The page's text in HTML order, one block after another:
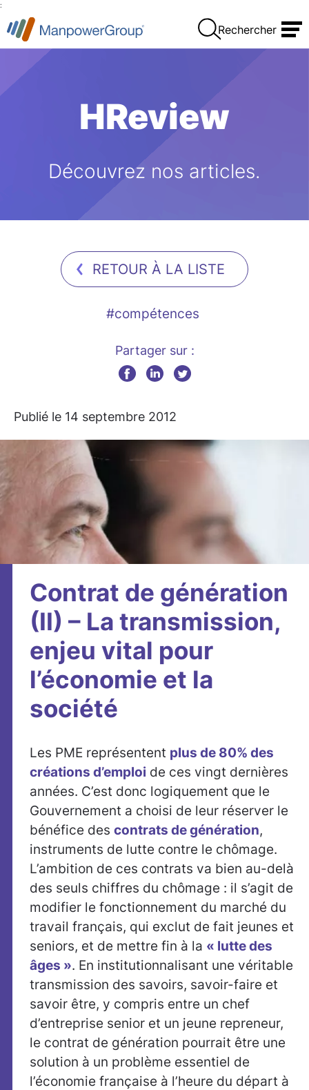
:
Rechercher
HReview
Découvrez nos articles.
RETOUR À LA LISTE
#compétences
Partager sur :
Publié le 14 septembre 2012
Contrat de génération
(II) – La transmission,
enjeu vital pour
l’économie et la
société
Les PME représentent plus de 80% des
créations d’emploi de ces vingt dernières
années. C’est donc logiquement que le
Gouvernement a choisi de leur réserver le
bénéfice des contrats de génération,
instruments de lutte contre le chômage.
L’ambition de ces contrats va bien au-delà
des seuls chiffres du chômage : il s’agit de
modifier le fonctionnement du marché du
travail français, qui exclut de fait jeunes et
seniors, et de mettre fin à la « lutte des
âges ». En institutionnalisant une véritable
transmission des savoirs, savoir-faire et
savoir être, y compris entre un chef
d’entreprise senior et un jeune repreneur,
le contrat de génération pourrait être une
solution à un problème essentiel de
l’économie française à l’heure du départ à